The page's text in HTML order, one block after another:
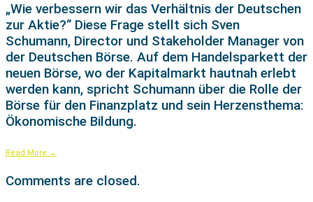
„Wie verbessern wir das Verhältnis der Deutschen
zur Aktie?“ Diese Frage stellt sich Sven
Schumann, Director und Stakeholder Manager von
der Deutschen Börse. Auf dem Handelsparkett der
neuen Börse, wo der Kapitalmarkt hautnah erlebt
werden kann, spricht Schumann über die Rolle der
Börse für den Finanzplatz und sein Herzensthema:
Ökonomische Bildung.
Read More →
Comments are closed.